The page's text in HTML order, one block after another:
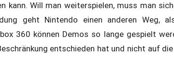
kann. Will man weiterspielen, muss man
geht Nintendo einen anderen Weg,
360 können Demos so lange gespielt
entschieden hat und nicht auf